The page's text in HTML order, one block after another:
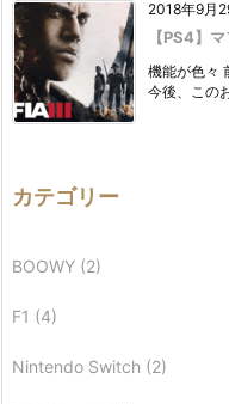
2018年9月
【PS4】
機能が色々
今後、この
カテゴリー
BOOWY (2)
F1 (4)
Nintendo Switch (2)